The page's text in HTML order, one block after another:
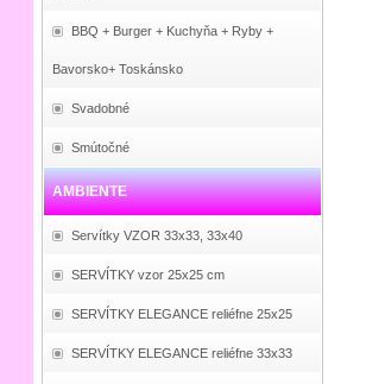
BBQ + Burger + Kuchyňa + Ryby +
Bavorsko+ Toskánsko
Svadobné
Smútočné
AMBIENTE
Servítky VZOR 33x33, 33x40
SERVÍTKY vzor 25x25 cm
SERVÍTKY ELEGANCE reliéfne 25x25
SERVÍTKY ELEGANCE reliéfne 33x33